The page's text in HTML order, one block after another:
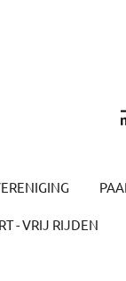
- VRIJ RIJDEN